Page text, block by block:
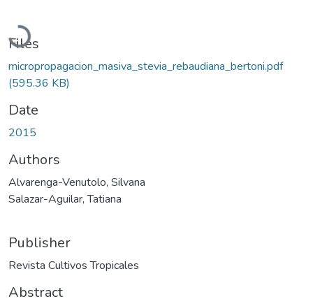
Loading...
Files
micropropagacion_masiva_stevia_rebaudiana_bertoni.pdf
(595.36 KB)
Date
2015
Authors
Alvarenga-Venutolo, Silvana
Salazar-Aguilar, Tatiana
Publisher
Revista Cultivos Tropicales
Abstract